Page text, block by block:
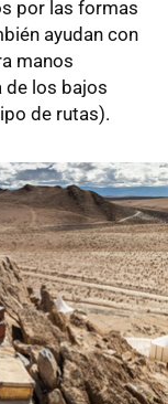
por las formas
ayudan con
manos
de los bajos
de rutas).